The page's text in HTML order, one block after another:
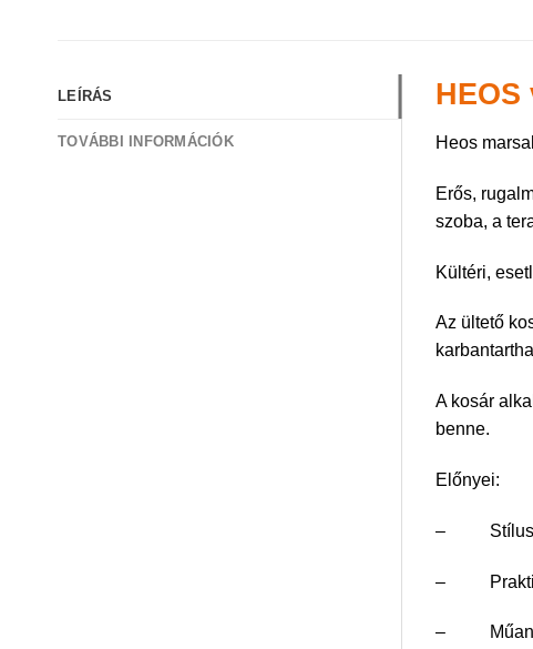
LEÍRÁS
TOVÁBBI INFORMÁCIÓK Heos
Erős,
szoba, a
Kültéri,
Az ültető
A kosár
benne.
Előnyei:
– Stílusos
–
–